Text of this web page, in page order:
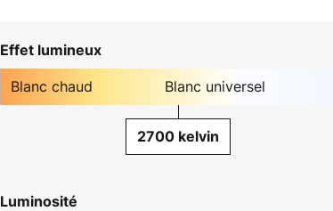
Effet lumineux
Blanc chaud Blanc universel
2700 kelvin
Luminosité